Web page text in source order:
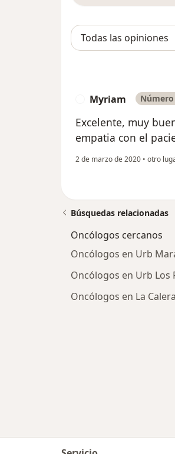
Myriam
Excelente, muy
empatia con el
2 de marzo de 2020 • otro
Búsquedas relacionadas
Oncólogos cercanos
Oncólogos en Urb
Oncólogos en Urb Los
Oncólogos en La